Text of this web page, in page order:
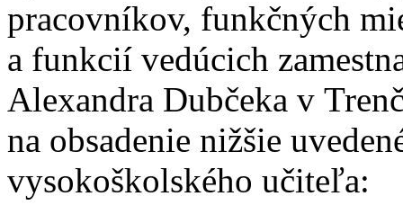
pracovníkov, funkčných
a funkcií vedúcich
Alexandra Dubčeka v
na obsadenie nižšie
vysokoškolského učiteľa: